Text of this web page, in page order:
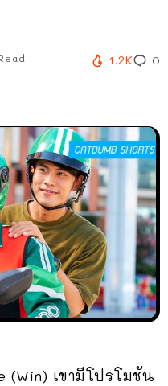
1.2K 0
(Win) เขามีโปรโมชัน